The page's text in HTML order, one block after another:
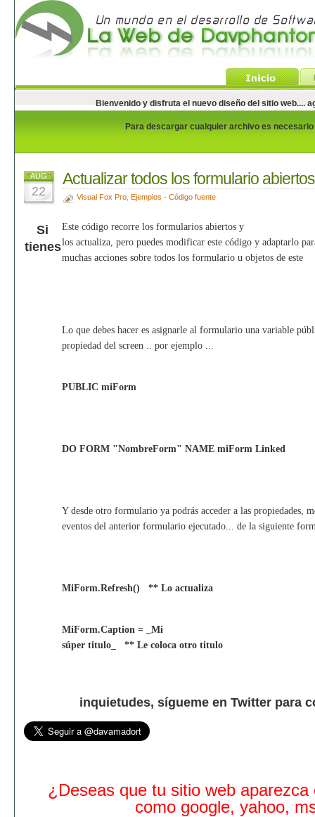
Bienvenido y disfruta el nuevo diseño del sitio web....
Para descargar cualquier archivo es
AUG
22
Actualizar todos los formulario abiertos
Visual Fox Pro, Ejemplos - Código fuente
Este código recorre los formularios abiertos y
los actualiza, pero puedes modificar este código y adaptarlo
muchas acciones sobre todos los formulario u objetos de este
Lo que debes hacer es asignarle al formulario una variable
propiedad del screen .. por ejemplo ...
PUBLIC miForm
DO FORM "NombreForm" NAME miForm Linked
Y desde otro formulario ya podrás acceder a las propiedades,
eventos del anterior formulario ejecutado... de la siguiente
MiForm.Refresh() ** Lo actualiza
MiForm.Caption = _Mi
súper titulo_ ** Le coloca otro titulo
Si
tienes
inquietudes, sígueme en Twitter para
¿Deseas que tu sitio web aparezca
como google, yahoo,